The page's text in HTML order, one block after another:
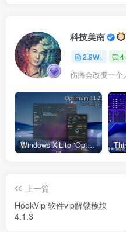
科技美南
2.9W+ 4
Windows X-Lite ‘Optimum 11’ 25H2 Pro v2
上一篇
HookVip 软件vip解锁模块
4.1.3